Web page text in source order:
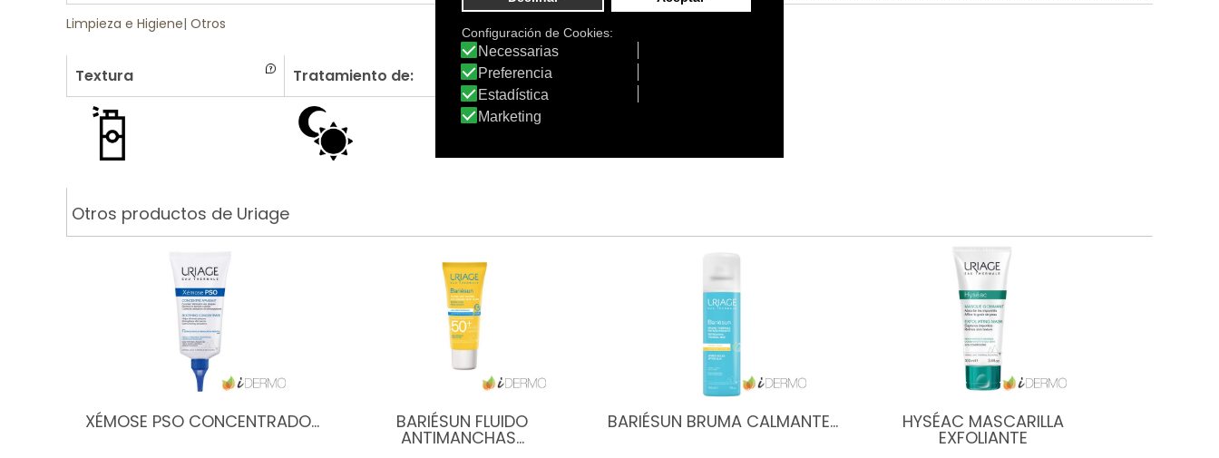
Limpieza e Higiene| Otros
Textura Tratamiento de:
Otros productos de Uriage
XÉMOSE PSO CONCENTRADO… BARIÉSUN FLUIDO
ANTIMANCHAS…
BARIÉSUN BRUMA CALMANTE… HYSÉAC MASCARILLA
EXFOLIANTE